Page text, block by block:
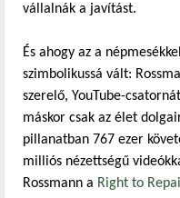
vállalnák a javítást.
És ahogy az a
szimbolikussá vált:
szerelő, YouTube-
máskor csak az élet
pillanatban 767 ezer
milliós nézettségű
Rossmann a Right to